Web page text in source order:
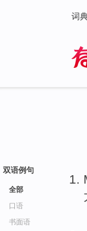
词
双语例句
全部
口语
书面语